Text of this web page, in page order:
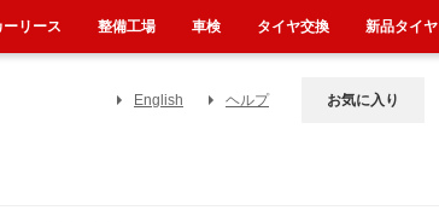
English ヘルプ お気に入り
ーリース 整備工場 車検 タイヤ交換 新品タイヤ